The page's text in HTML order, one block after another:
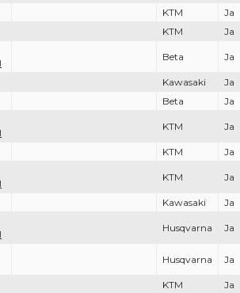
KTM
Ja
KTM Ja
Beta Ja
Kawasaki
Ja
Beta Ja
KTM Ja
KTM Ja
KTM Ja
Kawasaki Ja
Husqvarna Ja
Husqvarna Ja
KTM Ja